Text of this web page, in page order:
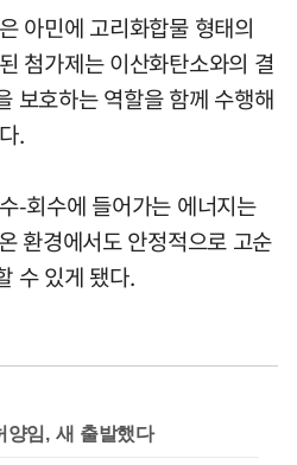
아민에 고리화합물 형태의
첨가제는 이산화탄소와의 결
보호하는 역할을 함께 수행해
.
-회수에 들어가는 에너지는
환경에서도 안정적으로 고순
수 있게 됐다.
양임, 새 출발했다